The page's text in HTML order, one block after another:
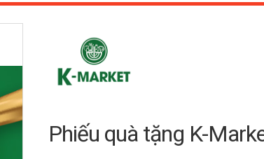
Phiếu quà tặng K-